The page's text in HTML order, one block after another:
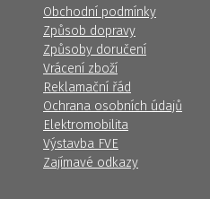
Obchodní podmínky
Způsob dopravy
Způsoby doručení
Vrácení zboží
Reklamační řád
Ochrana osobních údajů
Elektromobilita
Výstavba FVE
Zajímavé odkazy